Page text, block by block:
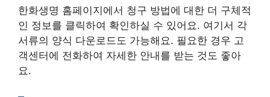
한화생명 홈페이지에서 청구 방법에 대한 더 구체적
인 정보를 클릭하여 확인하실 수 있어요. 여기서 각
서류의 양식 다운로드도 가능해요. 필요한 경우 고
객센터에 전화하여 자세한 안내를 받는 것도 좋아
요.